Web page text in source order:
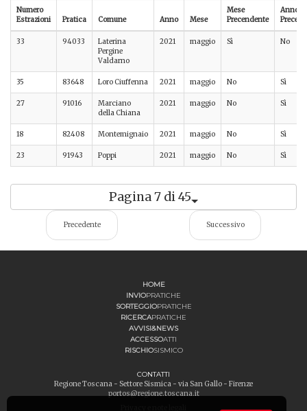
Numero
Estrazioni
Pratica Comune Anno Mese
Mese
Precendente
Anno
33 94033
Laterina
Pergine
Valdarno
2021 maggio Sì No
35 83648 Loro Ciuffenna 2021 maggio No Sì
27 91016
Marciano
della Chiana
2021 maggio No Sì
18 82408 Montemignaio 2021 maggio No Sì
23 91943 Poppi 2021 maggio No Sì
Pagina 7 di 45
Precedente Successivo
HOME
INVIOPRATICHE
SORTEGGIOPRATICHE
RICERCAPRATICHE
AVVISI&NEWS
ACCESSOATTI
RISCHIOSISMICO
CONTATTI
Regione Toscana - Settore Sismica - via San Gallo - Firenze
portos@regione.toscana.it